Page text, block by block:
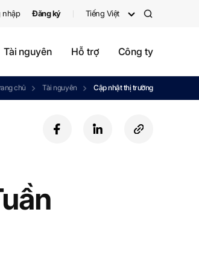
nhập Đăng ký Tiếng Việt
검
Tài nguyên Hỗ trợ Công ty
chủ Tài nguyên Cập nhật thị trường